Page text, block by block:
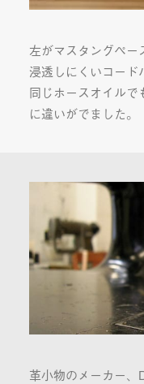
左がマスタングペー
浸透しにくいコード
同じホースオイルで
に違いがでました。
革小物のメーカー、